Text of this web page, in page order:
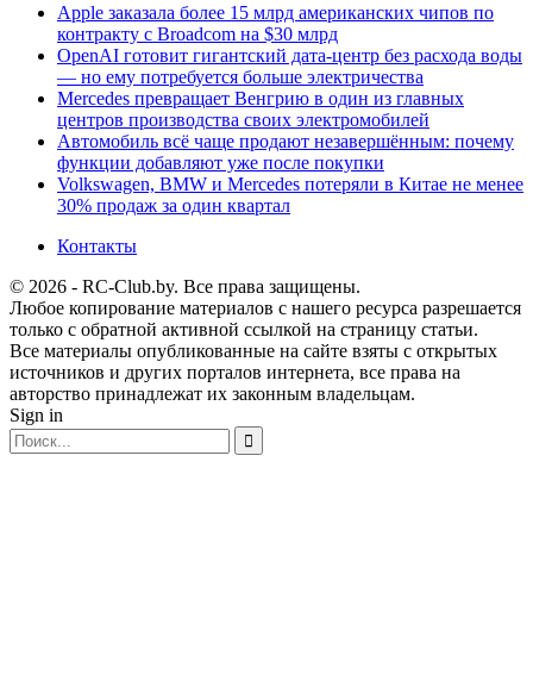
Apple заказала более 15 млрд американских чипов по
контракту с Broadcom на $30 млрд
OpenAI готовит гигантский дата-центр без расхода воды
— но ему потребуется больше электричества
Mercedes превращает Венгрию в один из главных
центров производства своих электромобилей
Автомобиль всё чаще продают незавершённым: почему
функции добавляют уже после покупки
Volkswagen, BMW и Mercedes потеряли в Китае не менее
30% продаж за один квартал
Контакты
© 2026 - RC-Club.by. Все права защищены.
Любое копирование материалов с нашего ресурса разрешается
только с обратной активной ссылкой на страницу статьи.
Все материалы опубликованные на сайте взяты с открытых
источников и других порталов интернета, все права на
авторство принадлежат их законным владельцам.
Sign in